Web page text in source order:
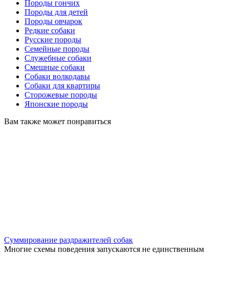
Породы гончих
Породы для детей
Породы овчарок
Редкие собаки
Русские породы
Семейные породы
Служебные собаки
Смешные собаки
Собаки волкодавы
Собаки для квартиры
Сторожевые породы
Японские породы
Вам также может понравиться
Суммирование раздражителей собак
Многие схемы поведения запускаются не единственным